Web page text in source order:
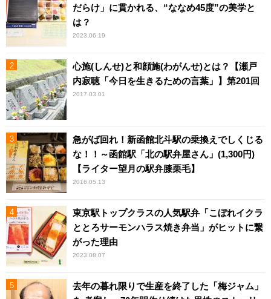
だらけ」に貫かれる、“ななめ45度”の美学と
は？
2023.06.19
心施(しんせ)と和顔施(わがんせ)とは？【瀬戸
内寂聴「今日を生きるための言葉」】第201回
2017.03.01
急がば回れ！新函館北斗駅の乗換えでしくじる
な！！～函館駅「北の駅弁屋さん」(1,300円)
【ライター望月の駅弁膝栗毛】
2016.05.13
東京駅トップクラスの人気駅弁「こぼれイクラ
ととろサーモンハラス焼き弁当」がヒットに繋
がった理由
2023.08.07
去年の暮れ限りで生産を終了した「梅ジャム」